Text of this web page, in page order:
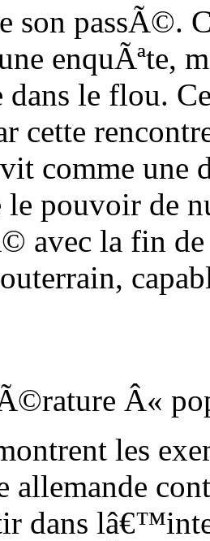
son passÃ©.
enquÃªte,
dans le flou.
cette
comme une
pouvoir de
avec la fin
Â«
les
dans